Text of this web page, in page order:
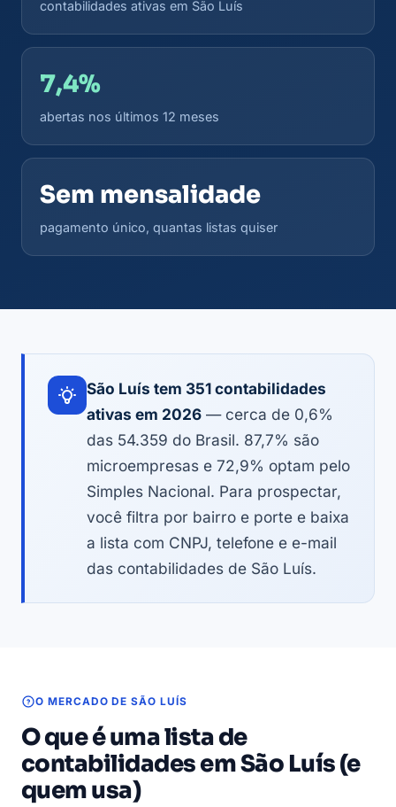
contabilidades ativas em São Luís
7,4%
abertas nos últimos 12 meses
Sem mensalidade
pagamento único, quantas listas quiser
São Luís tem 351 contabilidades
ativas em 2026 — cerca de 0,6%
das 54.359 do Brasil. 87,7% são
microempresas e 72,9% optam pelo
Simples Nacional. Para prospectar,
você filtra por bairro e porte e baixa
a lista com CNPJ, telefone e e-mail
das contabilidades de São Luís.
O MERCADO DE SÃO LUÍS
O que é uma lista de
contabilidades em São Luís (e
quem usa)